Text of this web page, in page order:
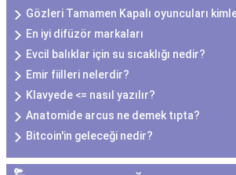
Gözleri Tamamen Kapalı oyuncuları
En iyi difüzör markaları
Evcil balıklar için su sıcaklığı nedir?
Emir fiilleri nelerdir?
Klavyede <= nasıl yazılır?
Anatomide arcus ne demek tıpta?
Bitcoin'in geleceği nedir?